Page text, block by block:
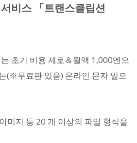
비스 「트랜스클립션
는 초기 비용 제로＆월액 1,000엔으
(※무료판 있음) 온라인 문자 일으
이미지 등 20 개 이상의 파일 형식을